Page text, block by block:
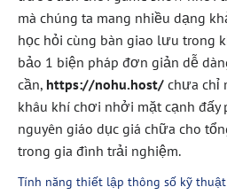
mà chúng ta mang nhiều dạng
học hỏi cùng bàn giao lưu trong
bảo 1 biện pháp đơn giản dễ
cần, https://nohu.host/ chưa chỉ
khâu khí chơi nhởi mặt cạnh đấy
nguyên giáo dục giá chữa cho
trong gia đình trải nghiệm.
Tính năng thiết lập thông số kỹ thuật